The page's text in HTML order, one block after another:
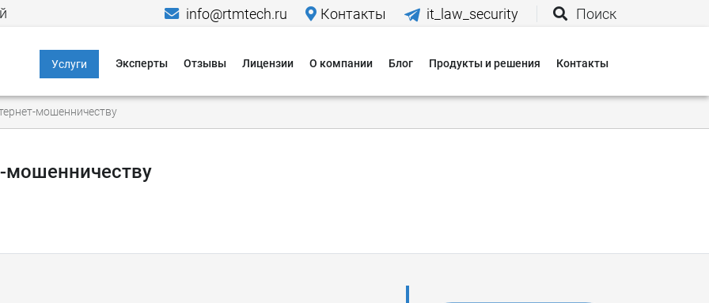
info@rtmtech.ru Контакты it_law_security Поиск
Услуги
Информационная
безопасность
экспертизы
Эксперты Отзывы Лицензии О компании
Мероприятия
Исследования
Гарантии
Блог Продукты и решения Контакты
мошенничеству
мошенничеству